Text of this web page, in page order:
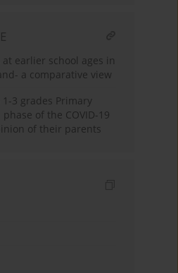
earlier school ages in
a comparative view
3 grades Primary
of the COVID-19
of their parents